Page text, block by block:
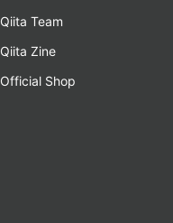
Qiita Team
Qiita Zine
Official Shop